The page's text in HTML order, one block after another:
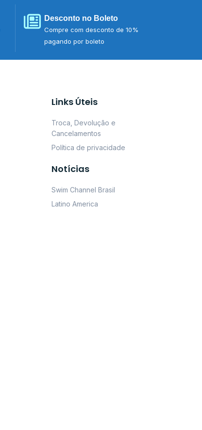
Desconto no Boleto
Compre com desconto de 10%
pagando por boleto
Links Úteis
Troca, Devolução e
Cancelamentos
Política de privacidade
Notícias
Swim Channel Brasil
Latino America